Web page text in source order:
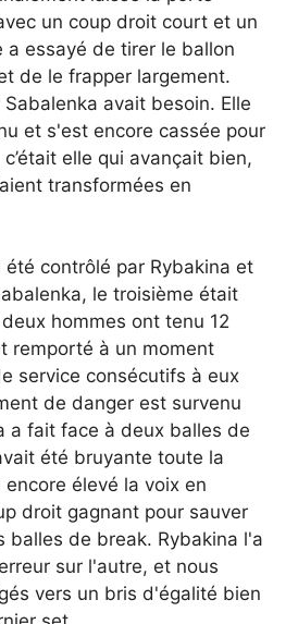
un coup droit court et un
a essayé de tirer le ballon
de le frapper largement.
avait besoin. Elle
et s'est encore cassée pour
elle qui avançait bien,
transformées en
été contrôlé par Rybakina et
le troisième était
hommes ont tenu 12
remporté à un moment
service consécutifs à eux
de danger est survenu
a fait face à deux balles de
été bruyante toute la
élevé la voix en
droit gagnant pour sauver
balles de break. Rybakina l'a
sur l'autre, et nous
vers un bris d'égalité bien